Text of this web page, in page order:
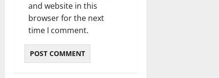
and website in this
browser for the next
time I comment.